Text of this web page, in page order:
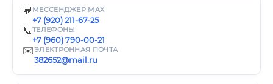
💬 МЕССЕНДЖЕР MAX
+7 (920) 211-67-25
📞ТЕЛЕФОНЫ
+7 (960) 790-00-21
✉️ЭЛЕКТРОННАЯ ПОЧТА
382652@mail.ru